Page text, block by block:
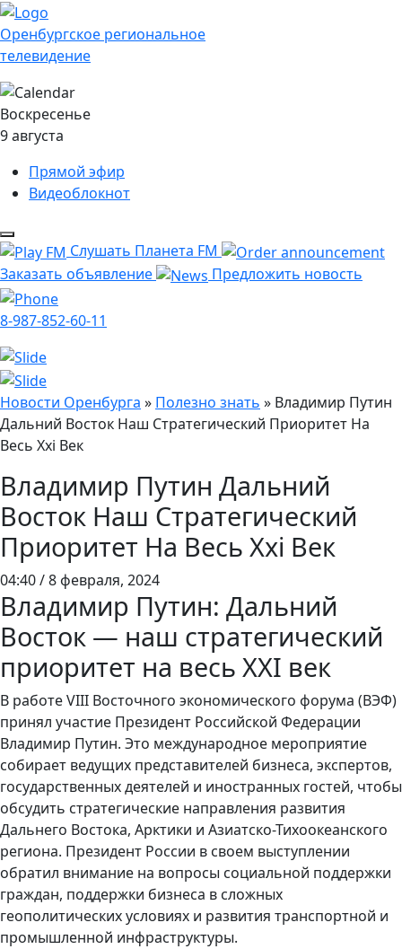
Оренбургское региональное
телевидение
Воскресенье
9 августа
Прямой эфир
Видеоблокнот
Слушать Планета FM
Заказать объявление
Предложить новость
8-987-852-60-11
Новости Оренбурга » Полезно знать » Владимир Путин
Дальний Восток Наш Стратегический Приоритет На
Весь Xxi Век
Владимир Путин Дальний
Восток Наш Стратегический
Приоритет На Весь Xxi Век
04:40 / 8 февраля, 2024
Владимир Путин: Дальний
Восток — наш стратегический
приоритет на весь XXI век
В работе VIII Восточного экономического форума (ВЭФ)
принял участие Президент Российской Федерации
Владимир Путин. Это международное мероприятие
собирает ведущих представителей бизнеса, экспертов,
государственных деятелей и иностранных гостей, чтобы
обсудить стратегические направления развития
Дальнего Востока, Арктики и Азиатско-Тихоокеанского
региона. Президент России в своем выступлении
обратил внимание на вопросы социальной поддержки
граждан, поддержки бизнеса в сложных
геополитических условиях и развития транспортной и
промышленной инфраструктуры.